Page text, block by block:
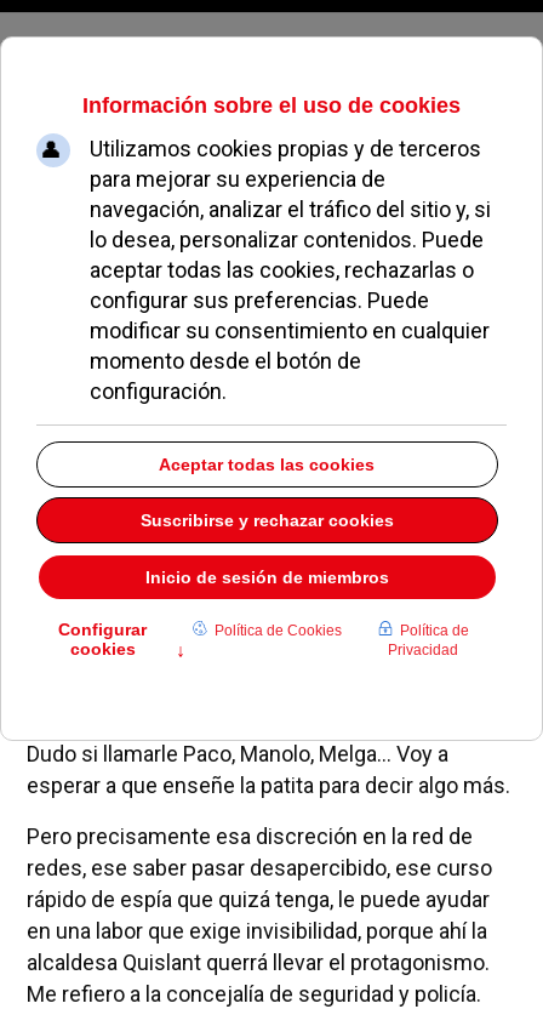
Jueves, 06 de agosto de 2026
Francisco Manuel Melgarejo
Martínez sería un buen concejal
de polícía, atención al ciudadano
y movilidad
EL AVISPA ESTÁS NOMINADO PARA... 07 JUNIO 2019
Vamos con el cuarto de la lista de la alcaldesa
Quislant: un tal
Francisco Manuel Melgarejo
Martínez. Sin pasado en Internet, por mucho que
Dudo si llamarle Paco, Manolo, Melga… Voy a
esperar a que enseñe la patita para decir algo más.
Pero precisamente esa discreción en la red de
redes, ese saber pasar desapercibido, ese curso
rápido de espía que quizá tenga, le puede ayudar
en una labor que exige invisibilidad, porque ahí la
alcaldesa Quislant querrá llevar el protagonismo.
Me refiero a la concejalía de seguridad y policía.